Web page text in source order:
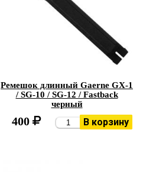
Ремешок длинный Gaerne GX-1
/ SG-10 / SG-12 / Fastback
черный
400 В корзину